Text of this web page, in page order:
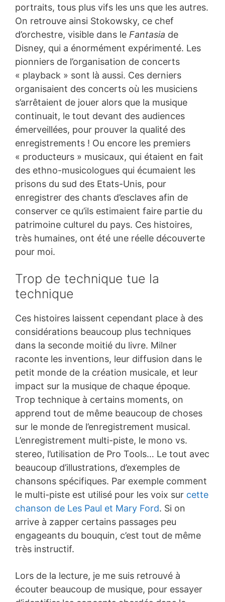
portraits, tous plus vifs les uns que les autres.
On retrouve ainsi Stokowsky, ce chef
d’orchestre, visible dans le Fantasia de
Disney, qui a énormément expérimenté. Les
pionniers de l’organisation de concerts
« playback » sont là aussi. Ces derniers
organisaient des concerts où les musiciens
s’arrêtaient de jouer alors que la musique
continuait, le tout devant des audiences
émerveillées, pour prouver la qualité des
enregistrements ! Ou encore les premiers
« producteurs » musicaux, qui étaient en fait
des ethno-musicologues qui écumaient les
prisons du sud des Etats-Unis, pour
enregistrer des chants d’esclaves afin de
conserver ce qu’ils estimaient faire partie du
patrimoine culturel du pays. Ces histoires,
très humaines, ont été une réelle découverte
pour moi.
Trop de technique tue la
technique
Ces histoires laissent cependant place à des
considérations beaucoup plus techniques
dans la seconde moitié du livre. Milner
raconte les inventions, leur diffusion dans le
petit monde de la création musicale, et leur
impact sur la musique de chaque époque.
Trop technique à certains moments, on
apprend tout de même beaucoup de choses
sur le monde de l’enregistrement musical.
L’enregistrement multi-piste, le mono vs.
stereo, l’utilisation de Pro Tools… Le tout avec
beaucoup d’illustrations, d’exemples de
chansons spécifiques. Par exemple comment
le multi-piste est utilisé pour les voix sur cette
chanson de Les Paul et Mary Ford. Si on
arrive à zapper certains passages peu
engageants du bouquin, c’est tout de même
très instructif.
Lors de la lecture, je me suis retrouvé à
écouter beaucoup de musique, pour essayer